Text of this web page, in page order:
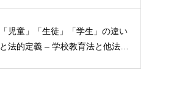
「児童」「生徒」「学生」の違い
と法的定義 – 学校教育法と他法律